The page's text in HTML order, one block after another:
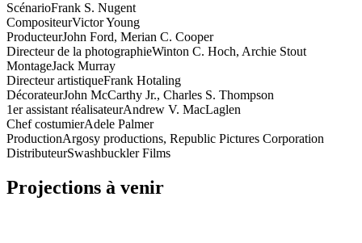
ScénarioFrank S. Nugent
CompositeurVictor Young
ProducteurJohn Ford, Merian C. Cooper
Directeur de la photographieWinton C. Hoch, Archie Stout
MontageJack Murray
Directeur artistiqueFrank Hotaling
DécorateurJohn McCarthy Jr., Charles S. Thompson
1er assistant réalisateurAndrew V. MacLaglen
Chef costumierAdele Palmer
ProductionArgosy productions, Republic Pictures Corporation
DistributeurSwashbuckler Films
Projections à venir